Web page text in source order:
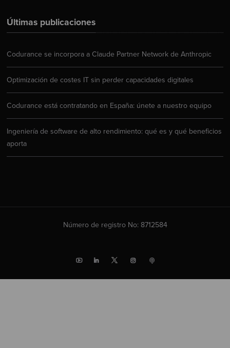
Últimas publicaciones
Codurance se incorpora a Claude Partner Network de Anthropic
Optimización de costes IT sin perder capacidades digitales
Codurance está contratando en España: únete a nuestro equipo
Ingeniería de software de alto rendimiento: qué es y qué beneficios
aporta
Número de registro No: 8712584